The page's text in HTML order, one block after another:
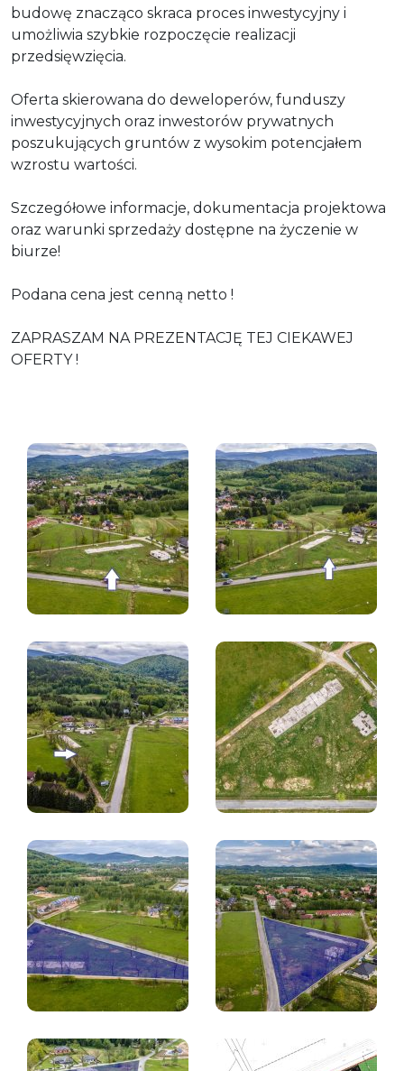
budowę znacząco skraca proces inwestycyjny i
umożliwia szybkie rozpoczęcie realizacji
przedsięwzięcia.
Oferta skierowana do deweloperów, funduszy
inwestycyjnych oraz inwestorów prywatnych
poszukujących gruntów z wysokim potencjałem
wzrostu wartości.
Szczegółowe informacje, dokumentacja projektowa
oraz warunki sprzedaży dostępne na życzenie w
biurze!
Podana cena jest cenną netto !
ZAPRASZAM NA PREZENTACJĘ TEJ CIEKAWEJ
OFERTY !